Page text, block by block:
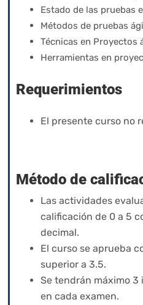
Estado de las pruebas
Métodos de pruebas
Técnicas en Proyectos
Herramientas en
Requerimientos
El presente curso no
Método de
Las actividades
calificación de 0 a 5
decimal.
El curso se aprueba
superior a 3.5.
Se tendrán máximo
en cada examen.